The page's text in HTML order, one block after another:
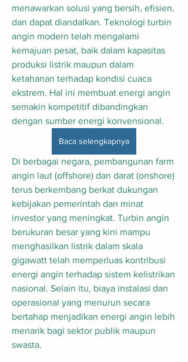
menawarkan solusi yang bersih, efisien,
dan dapat diandalkan. Teknologi turbin
angin modern telah mengalami
kemajuan pesat, baik dalam kapasitas
produksi listrik maupun dalam
ketahanan terhadap kondisi cuaca
ekstrem. Hal ini membuat energi angin
semakin kompetitif dibandingkan
dengan sumber energi konvensional.
Baca selengkapnya
Di berbagai negara, pembangunan farm
angin laut (offshore) dan darat (onshore)
terus berkembang berkat dukungan
kebijakan pemerintah dan minat
investor yang meningkat. Turbin angin
berukuran besar yang kini mampu
menghasilkan listrik dalam skala
gigawatt telah memperluas kontribusi
energi angin terhadap sistem kelistrikan
nasional. Selain itu, biaya instalasi dan
operasional yang menurun secara
bertahap menjadikan energi angin lebih
menarik bagi sektor publik maupun
swasta.